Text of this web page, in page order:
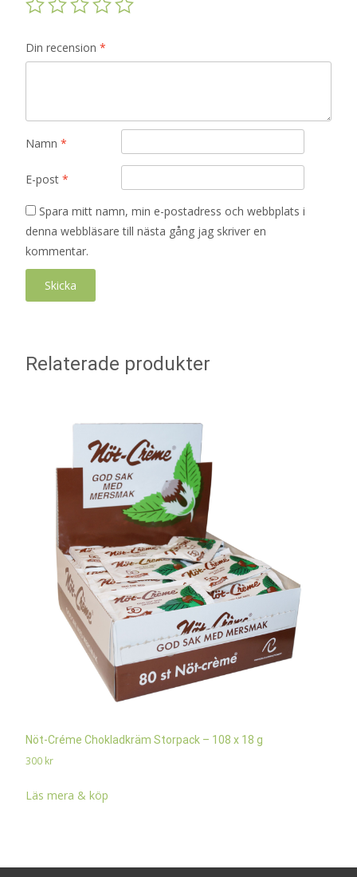
Din recension *
Namn *
E-post *
Spara mitt namn, min e-postadress och webbplats i
denna webbläsare till nästa gång jag skriver en
kommentar.
Relaterade produkter
Nöt-Créme Chokladkräm Storpack – 108 x 18 g
300 kr
Läs mera & köp